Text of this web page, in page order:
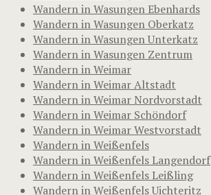
Wandern in Wasungen Ebenhards
Wandern in Wasungen Oberkatz
Wandern in Wasungen Unterkatz
Wandern in Wasungen Zentrum
Wandern in Weimar
Wandern in Weimar Altstadt
Wandern in Weimar Nordvorstadt
Wandern in Weimar Schöndorf
Wandern in Weimar Westvorstadt
Wandern in Weißenfels
Wandern in Weißenfels Langendorf
Wandern in Weißenfels Leißling
Wandern in Weißenfels Uichteritz